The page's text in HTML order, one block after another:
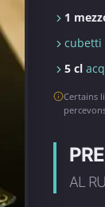
1
cubetti
5 cl
Certains
AL